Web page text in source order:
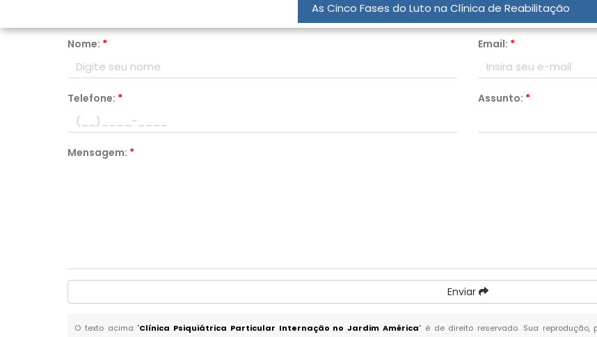
As Cinco Fases do Luto na Clínica de Reabilitação
Nome: * Email: *
Telefone: * Assunto: *
Mensagem: *
Enviar
O texto acima "Clínica Psiquiátrica Particular Internação no Jardim América" é de direito reservado. Sua